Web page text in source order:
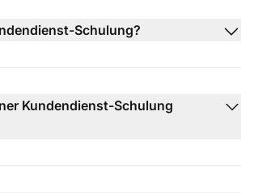
Schulung?
Kundendienst-Schulung